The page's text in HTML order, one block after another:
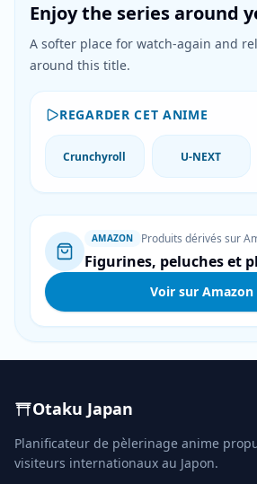
Enjoy the series around
A softer place for watch-again and
around this title.
REGARDER CET ANIME
Crunchyroll U-NEXT
AMAZON Produits dérivés sur
Figurines, peluches et
Voir sur Amazon
Otaku Japan
Planificateur de pèlerinage anime
visiteurs internationaux au Japon.